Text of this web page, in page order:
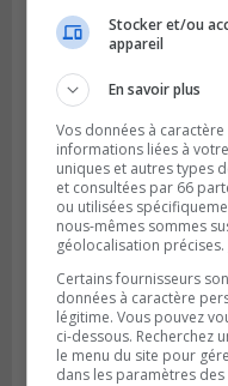
LONGUEUIL
Longueuil
élection partielle
Stocker et/ou
appareil
En savoir plus
Vos données à
informations liées à
uniques et autres types
et consultées par 66
ou utilisées
nous-mêmes sommes
géolocalisation précises.
Certains fournisseurs
données à caractère
légitime. Vous pouvez
ci-dessous. Recherchez
le menu du site pour
dans les paramètres